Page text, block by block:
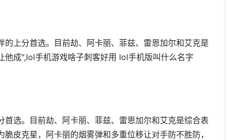
上分首选。目前劫、阿卡丽、菲兹、雷恩加尔和艾克是
成",lol手机游戏啥子刺客好用 lol手机版叫什么名字
选。目前劫、阿卡丽、菲兹、雷恩加尔和艾克是综合表
皮克星，阿卡丽的烟雾弹和多重位移让对手防不胜防，